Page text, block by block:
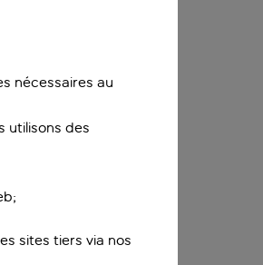
nécessaires au
utilisons des
sites tiers via nos